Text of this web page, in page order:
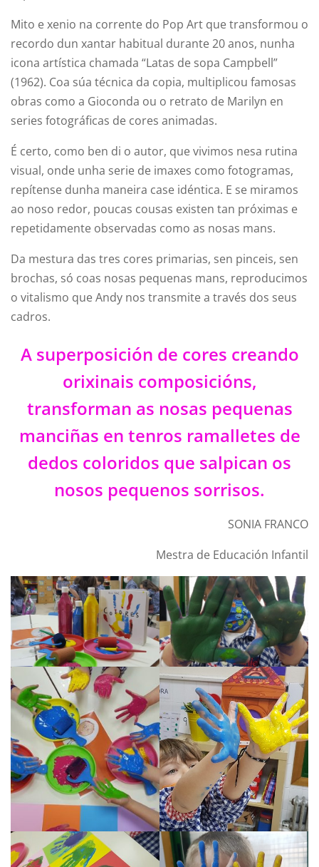
Mito e xenio na corrente do Pop Art que transformou o
recordo dun xantar habitual durante 20 anos, nunha
icona artística chamada “Latas de sopa Campbell”
(1962). Coa súa técnica da copia, multiplicou famosas
obras como a Gioconda ou o retrato de Marilyn en
series fotográficas de cores animadas.
É certo, como ben di o autor, que vivimos nesa rutina
visual, onde unha serie de imaxes como fotogramas,
repítense dunha maneira case idéntica. E se miramos
ao noso redor, poucas cousas existen tan próximas e
repetidamente observadas como as nosas mans.
Da mestura das tres cores primarias, sen pinceis, sen
brochas, só coas nosas pequenas mans, reproducimos
o vitalismo que Andy nos transmite a través dos seus
cadros.
A superposición de cores creando
orixinais composicións,
transforman as nosas pequenas
manciñas en tenros ramalletes de
dedos coloridos que salpican os
nosos pequenos sorrisos.
SONIA FRANCO
Mestra de Educación Infantil